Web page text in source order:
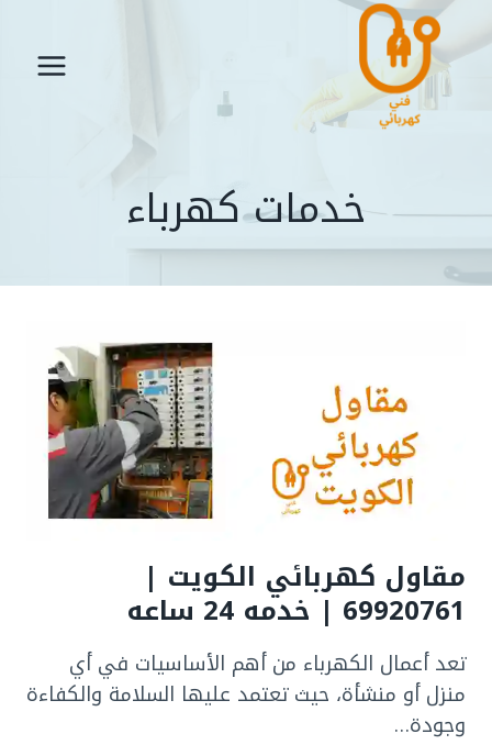
التجاوز
إلى
المحتوى
خدمات كهرباء
مقاول كهربائي الكويت |
69920761 | خدمه 24 ساعه
تعد أعمال الكهرباء من أهم الأساسيات في أي
منزل أو منشأة، حيث تعتمد عليها السلامة والكفاءة
وجودة…